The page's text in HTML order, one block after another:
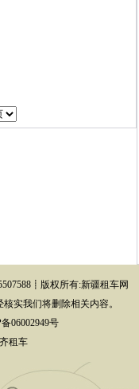
版权所有:新疆租车网
实我们将删除相关内容。
06002949号
租车